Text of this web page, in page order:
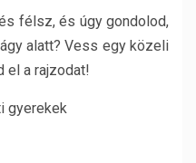
félsz, és úgy gondolod,
alatt? Vess egy közeli
el a rajzodat!
gyerekek